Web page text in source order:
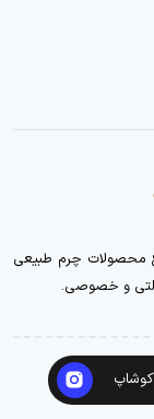
محصولات چرم طبیعی
و خصوصی.